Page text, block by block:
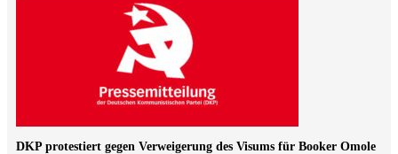
DKP protestiert gegen Verweigerung des Visums für Booker Omole